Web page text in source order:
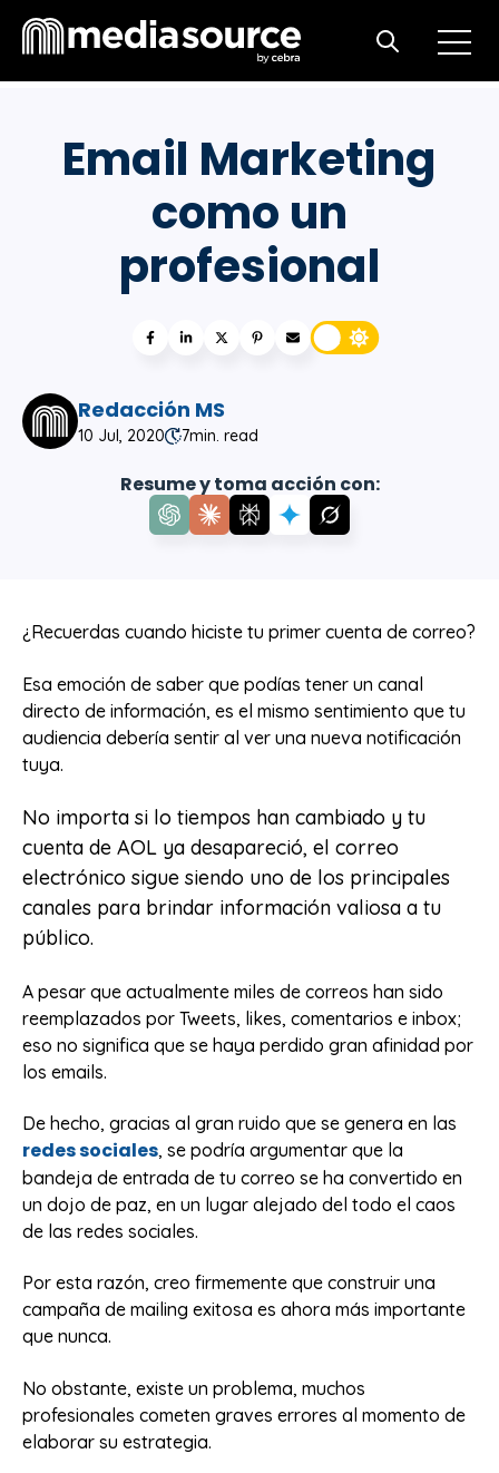
Open
Open search
Email Marketing
como un
profesional
Redacción MS
10 Jul, 2020 7min. read
Resume y toma acción con:
¿Recuerdas cuando hiciste tu primer cuenta de correo?
Esa emoción de saber que podías tener un canal
directo de información, es el mismo sentimiento que tu
audiencia debería sentir al ver una nueva notificación
tuya.
No importa si lo tiempos han cambiado y tu
cuenta de AOL ya desapareció, el correo
electrónico sigue siendo uno de los principales
canales para brindar información valiosa a tu
público.
A pesar que actualmente miles de correos han sido
reemplazados por Tweets, likes, comentarios e inbox;
eso no significa que se haya perdido gran afinidad por
los emails.
De hecho, gracias al gran ruido que se genera en las
redes sociales, se podría argumentar que la
bandeja de entrada de tu correo se ha convertido en
un dojo de paz, en un lugar alejado del todo el caos
de las redes sociales.
Por esta razón, creo firmemente que construir una
campaña de mailing exitosa es ahora más importante
que nunca.
No obstante, existe un problema, muchos
profesionales cometen graves errores al momento de
elaborar su estrategia.